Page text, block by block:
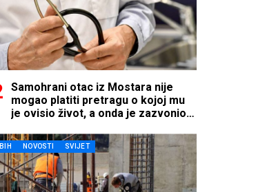
Samohrani otac iz Mostara nije
mogao platiti pretragu o kojoj mu
je ovisio život, a onda je zazvonio
BIH NOVOSTI SVIJET